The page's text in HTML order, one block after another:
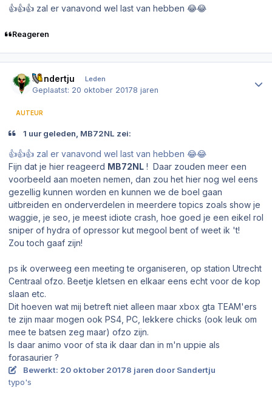
👍👍👍 zal er vanavond wel last van hebben 😂😂
Reageren
Sandertju Leden
Geplaatst: 20 oktober 20178 jaren
AUTEUR
1 uur geleden, MB72NL zei:
👍👍👍 zal er vanavond wel last van hebben 😂😂
Fijn dat je hier reageerd MB72NL ! Daar zouden meer een
voorbeeld aan moeten nemen, dan zou het hier nog wel eens
gezellig kunnen worden en kunnen we de boel gaan
uitbreiden en onderverdelen in meerdere topics zoals show je
waggie, je seo, je meest idiote crash, hoe goed je een eikel rol
sniper of hydra of opressor kut megool bent of weet ik 't!
Zou toch gaaf zijn!
ps ik overweeg een meeting te organiseren, op station Utrecht
Centraal ofzo. Beetje kletsen en elkaar eens echt voor de kop
slaan etc.
Dit hoeven wat mij betreft niet alleen maar xbox gta TEAM'ers
te zijn maar mogen ook PS4, PC, lekkere chicks (ook leuk om
mee te batsen zeg maar) ofzo zijn.
Is daar animo voor of sta ik daar dan in m'n uppie als
forasaurier ?
Bewerkt: 20 oktober 20178 jaren door Sandertju
typo's